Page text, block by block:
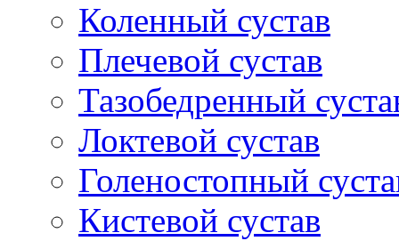
Коленный сустав
Плечевой сустав
Тазобедренный
Локтевой сустав
Голеностопный
Кистевой сустав